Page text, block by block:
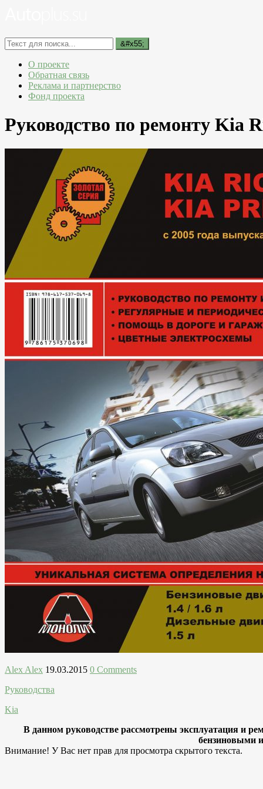
О проекте
Обратная связь
Реклама и партнерство
Фонд проекта
Руководство по ремонту Kia
Alex Alex 19.03.2015 0 Comments
Руководства
Kia
В данном руководстве рассмотрены эксплуатация и
бензиновыми
Внимание! У Вас нет прав для просмотра скрытого текста.